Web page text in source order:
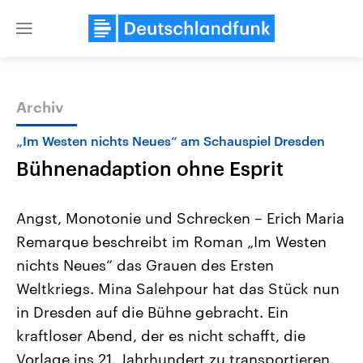
Close
Themen
Landtagswahl Sachsen-Anhalt
2026
Alle Informationen
Sachsen-Anhalt wählt am 6.
September 2026 einen neuen
Landtag. Seit 2021 wird das
Bundesland von einer Koalition aus
USA
Aktuelle Beiträge,
Hintergründe
Wirtschaftlich und
gehören die Vereinigten
den mächtigsten Ländern
mit großem Einfluss auf
Archiv
„Im Westen nichts Neues“ am Schauspiel Dresden
Bühnenadaption ohne Esprit
Angst, Monotonie und Schrecken – Erich Maria
Remarque beschreibt im Roman „Im Westen
nichts Neues“ das Grauen des Ersten
Weltkriegs. Mina Salehpour hat das Stück nun
in Dresden auf die Bühne gebracht. Ein
kraftloser Abend, der es nicht schafft, die
Vorlage ins 21. Jahrhundert zu transportieren.